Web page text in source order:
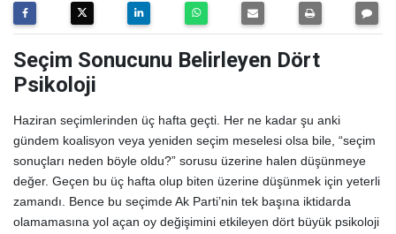
Seçim Sonucunu Belirleyen Dört
Psikoloji
Haziran seçimlerinden üç hafta geçti. Her ne kadar şu anki
gündem koalisyon veya yeniden seçim meselesi olsa bile, “seçim
sonuçları neden böyle oldu?” sorusu üzerine halen düşünmeye
değer. Geçen bu üç hafta olup biten üzerine düşünmek için yeterli
zamandı. Bence bu seçimde Ak Parti’nin tek başına iktidarda
olamamasına yol açan oy değişimini etkileyen dört büyük psikoloji